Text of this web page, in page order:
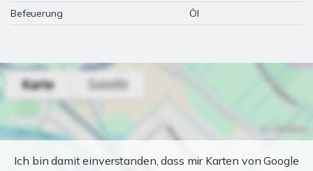
Befeuerung Öl
Ich bin damit einverstanden, dass mir Karten von Google